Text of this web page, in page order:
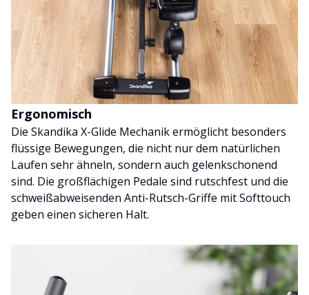
Ergonomisch
Die Skandika X-Glide Mechanik ermöglicht besonders
flüssige Bewegungen, die nicht nur dem natürlichen
Laufen sehr ähneln, sondern auch gelenkschonend
sind. Die großflächigen Pedale sind rutschfest und die
schweißabweisenden Anti-Rutsch-Griffe mit Softtouch
geben einen sicheren Halt.